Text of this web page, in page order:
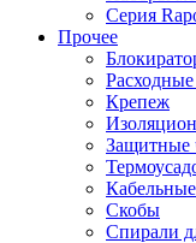
Серия
Прочее
Крепеж
Защитные
Скобы
Спирали